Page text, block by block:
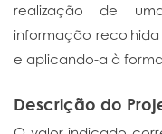
realização de
informação
e aplicando-a à
Descrição do